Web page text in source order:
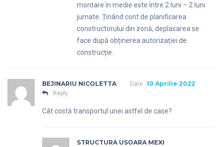
montare în medie este între 2 luni – 2 luni
jumate. Ținând cont de planificarea
constructorului din zonă, deplasarea se
face după obținerea autorizației de
construcție.
BEJINARIU NICOLETTA Date: 10 Aprilie 2022
Reply
Cât costă transportul unei astfel de case?
STRUCTURA USOARA MEXI